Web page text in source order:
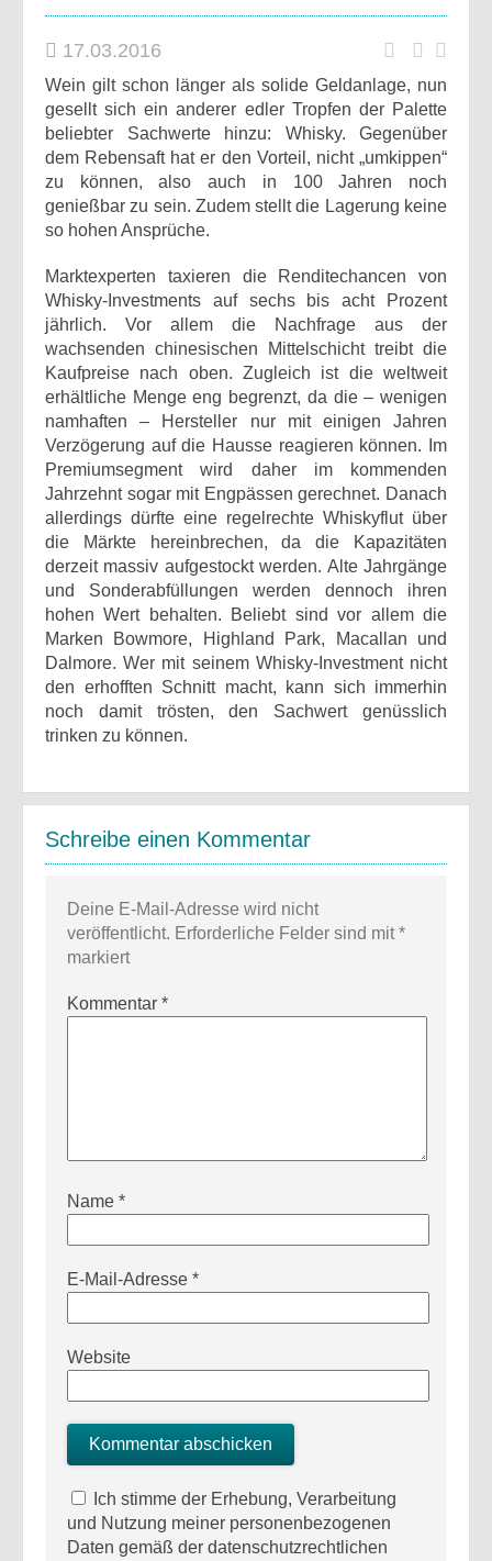
17.03.2016
Wein gilt schon länger als solide Geldanlage, nun
gesellt sich ein anderer edler Tropfen der Palette
beliebter Sachwerte hinzu: Whisky. Gegenüber
dem Rebensaft hat er den Vorteil, nicht „umkippen“
zu können, also auch in 100 Jahren noch
genießbar zu sein. Zudem stellt die Lagerung keine
so hohen Ansprüche.
Marktexperten taxieren die Renditechancen von
Whisky-Investments auf sechs bis acht Prozent
jährlich. Vor allem die Nachfrage aus der
wachsenden chinesischen Mittelschicht treibt die
Kaufpreise nach oben. Zugleich ist die weltweit
erhältliche Menge eng begrenzt, da die – wenigen
namhaften – Hersteller nur mit einigen Jahren
Verzögerung auf die Hausse reagieren können. Im
Premiumsegment wird daher im kommenden
Jahrzehnt sogar mit Engpässen gerechnet. Danach
allerdings dürfte eine regelrechte Whiskyflut über
die Märkte hereinbrechen, da die Kapazitäten
derzeit massiv aufgestockt werden. Alte Jahrgänge
und Sonderabfüllungen werden dennoch ihren
hohen Wert behalten. Beliebt sind vor allem die
Marken Bowmore, Highland Park, Macallan und
Dalmore. Wer mit seinem Whisky-Investment nicht
den erhofften Schnitt macht, kann sich immerhin
noch damit trösten, den Sachwert genüsslich
trinken zu können.
Schreibe einen Kommentar
Deine E-Mail-Adresse wird nicht
veröffentlicht. Erforderliche Felder sind mit*
markiert
Kommentar *
Name *
E-Mail-Adresse *
Website
Ich stimme der Erhebung, Verarbeitung
und Nutzung meiner personenbezogenen
Daten gemäß der datenschutzrechtlichen